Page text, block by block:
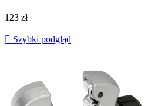
123 zł
 Szybki podgląd